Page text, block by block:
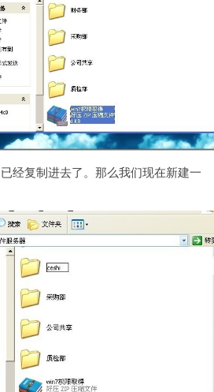
经复制进去了。那么我们现在新建一